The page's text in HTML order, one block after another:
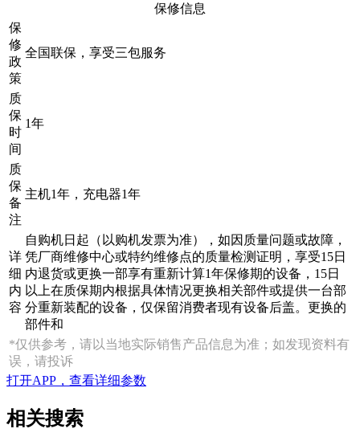
保修信息
保
修
政
策
全国联保，享受三包服务
质
保
时
间
1年
质
保
备
注
主机1年，充电器1年
详
细
内
容
自购机日起（以购机发票为准），如因质量问题或故障，
凭厂商维修中心或特约维修点的质量检测证明，享受15日
内退货或更换一部享有重新计算1年保修期的设备，15日
以上在质保期内根据具体情况更换相关部件或提供一台部
分重新装配的设备，仅保留消费者现有设备后盖。更换的
部件和
*仅供参考，请以当地实际销售产品信息为准；如发现资料有
误，请投诉
打开APP，查看详细参数
相关搜索